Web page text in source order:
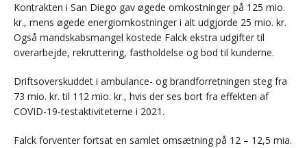
Kontrakten i San Diego gav øgede omkostninger på 125 mio.
kr., mens øgede energiomkostninger i alt udgjorde 25 mio. kr.
Også mandskabsmangel kostede Falck ekstra udgifter til
overarbejde, rekruttering, fastholdelse og bod til kunderne.
Driftsoverskuddet i ambulance- og brandforretningen steg fra
73 mio. kr. til 112 mio. kr., hvis der ses bort fra effekten af
COVID-19-testaktiviteterne i 2021.
Falck forventer fortsat en samlet omsætning på 12 – 12,5 mia.